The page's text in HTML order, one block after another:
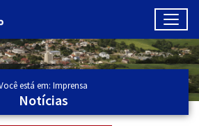
está em: Imprensa
Notícias